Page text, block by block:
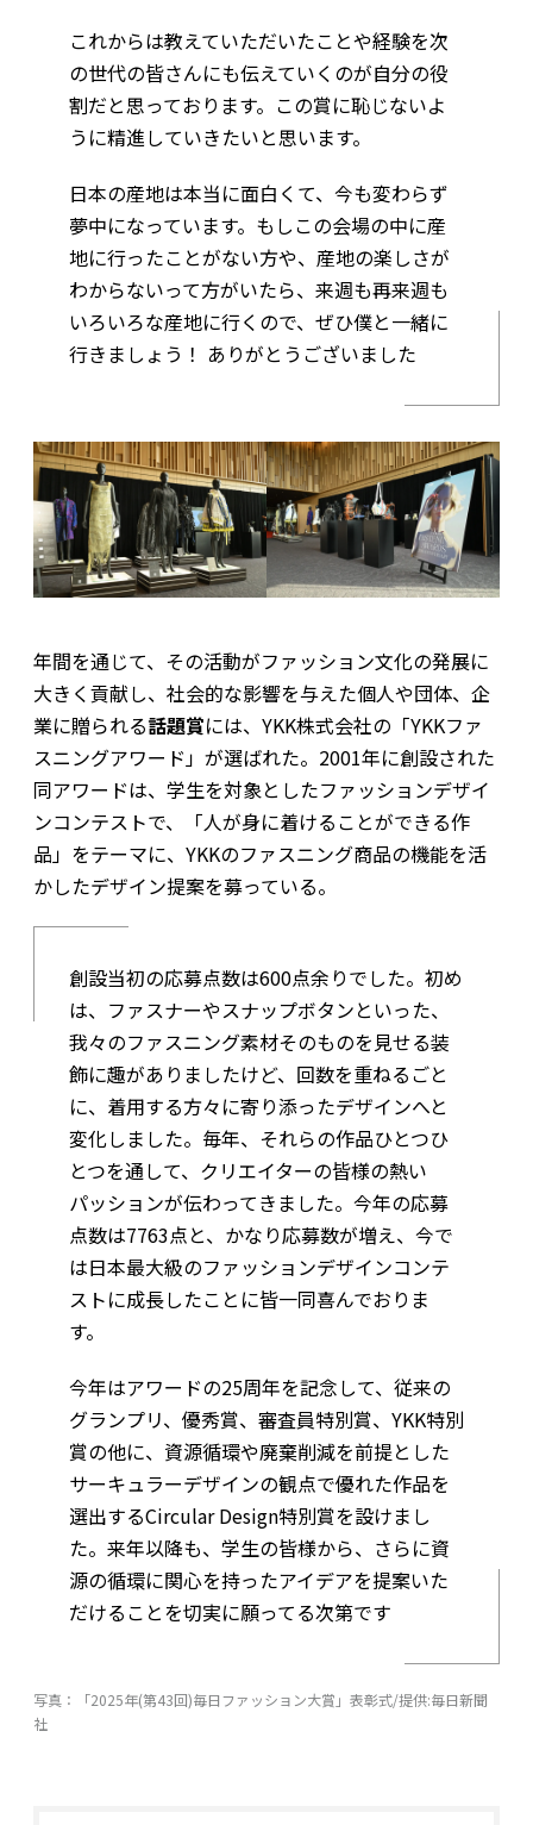
これからは教えていただいたことや経験を次
の世代の皆さんにも伝えていくのが自分の役
割だと思っております。この賞に恥じないよ
うに精進していきたいと思います。
日本の産地は本当に面白くて、今も変わらず
夢中になっています。もしこの会場の中に産
地に行ったことがない方や、産地の楽しさが
わからないって方がいたら、来週も再来週も
いろいろな産地に行くので、ぜひ僕と一緒に
行きましょう！ ありがとうございました
年間を通じて、その活動がファッション文化の発展に
大きく貢献し、社会的な影響を与えた個人や団体、企
業に贈られる話題賞には、YKK株式会社の「YKKファ
スニングアワード」が選ばれた。2001年に創設された
同アワードは、学生を対象としたファッションデザイ
ンコンテストで、「人が身に着けることができる作
品」をテーマに、YKKのファスニング商品の機能を活
かしたデザイン提案を募っている。
創設当初の応募点数は600点余りでした。初め
は、ファスナーやスナップボタンといった、
我々のファスニング素材そのものを見せる装
飾に趣がありましたけど、回数を重ねるごと
に、着用する方々に寄り添ったデザインへと
変化しました。毎年、それらの作品ひとつひ
とつを通して、クリエイターの皆様の熱い
パッションが伝わってきました。今年の応募
点数は7763点と、かなり応募数が増え、今で
は日本最大級のファッションデザインコンテ
ストに成長したことに皆一同喜んでおりま
す。
今年はアワードの25周年を記念して、従来の
グランプリ、優秀賞、審査員特別賞、YKK特別
賞の他に、資源循環や廃棄削減を前提とした
サーキュラーデザインの観点で優れた作品を
選出するCircular Design特別賞を設けまし
た。来年以降も、学生の皆様から、さらに資
源の循環に関心を持ったアイデアを提案いた
だけることを切実に願ってる次第です
写真：「2025年(第43回)毎日ファッション大賞」表彰式/提供:毎日新聞
社